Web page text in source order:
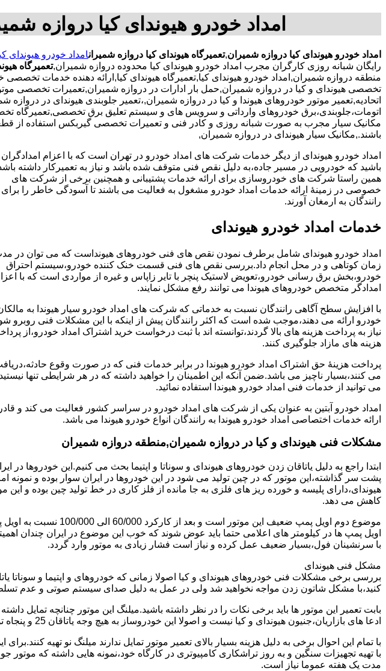
امداد خودرو هیوندای کیا دروازه
امداد خودرو هیوندای کیا دروازه شمیران,تعمیرگاه هیوندای کیا دروازه شمیرانامداد خودرو هیوندای
رایگان شبانه روزی کارگران مجرب امداد خودرو هیوندای کیا محدوده دروازه شمیران,تعمیرگاه
منطقه دروازه شمیران,امداد خودرو هیوندای کیا,تعمیرگاه هیوندای کیا,ارائه دهنده خدمات
تخصصی هیوندای و کیا در دروازه شمیران,حمل بار ادارات در دروازه شمیران,تعمیرات تخصصی موتور
اتحادیه,تعمیر موتور خودروهای هیوندا و کیا در دروازه شمیران,،تعمیر جلوبندی هیوندای در
اتومات،جلوبندی،برق خودروهای وارداتی و سرویس های و سیستم تعلیق برق تخصصی,تعمیرگاه
مکانیک سیار مجرب به صورت شبانه روزی و کادر فنی و تعمیرات تخصصی گیربکس استفاده از
باشند.,مکانیک سیار هیوندای در دروازه شمیران,
امداد خودرو هیوندای از دیگر خدمات شرکت های امداد خودرو در تهران است که با اعزام
باشید که خودرویی در مسیر جاده،به دلیل نقص فنی متوقف شده باشد و نیاز به تعمیرکار داشته
همین راستا شرکت های خودروسازی برای ارائه خدمات پشتیبانی و همچنین برخی از شرکت های
خصوصی در زمینۀ ارائه خدمات امداد خودرو مشغول به فعالیت می باشند تا آسودگی خاطر را برای
رانندگان به ارمغان آورند.
خدمات امداد خودرو هیوندای
امداد خودرو هیوندای شامل برطرف نمودن نقص های فنی خودروهای هیونداست که می توان در
زمان کوتاهی و در محل انجام داد.بررسی نقص های فنی قسمت خنک کننده خودرو،سیستم احتراق
خودرو،بخش برق رسانی خودرو،تعویض لاستیک پنچر با تایر زاپاس و غیره از مواردی است که با
امدادگر متخصص خودروهای هیوندا می توانند رفع مشکل نمایند.
با افزایش سطح آگاهی رانندگان نسبت به خدماتی که شرکت های امداد خودرو سیار هیوندا به
خودرو ارائه می دهند،موجب شده است که اکثر رانندگان پیش از اینکه با این مشکلات فنی روبرو
نیاز به پرداخت هزینه های بالا گردند،توانسته اند با ثبت درخواست خرید اشتراک امداد خودرو،از
هزینه های مازاد جلوگیری کنند.
پرداخت هزینۀ حق اشتراک امداد خودرو هیوندا در برابر خدمات فنی که در صورت وقوع
می کنند،بسیار ناچیز می باشد.ضمن آنکه این اطمینان را خواهید داشته که در هر شرایطی تنها
می توانید از خدمات فنی امداد خودرو هیوندا استفاده نمائید.
امداد خودرو آبتین به عنوان یکی از شرکت های امداد خودرو در سراسر کشور فعالیت می کند و
ارائه خدمات اختصاصی امداد خودرو هیوندا به رانندگان انواع خودرو هیوندا می باشد.
مشکلات فنی هیوندای و کیا در دروازه شمیران,منطقه دروازه شمیران
پشت سر گذاشته،این موتور که در چین تولید می شود در این خودروها در ایران سوار بوده و نمونه
هیوندای،دارای پلیسه و خورده ریز های فلزی به جا مانده از فلز کاری در خط تولید چین بوده و
کاهش می دهد.
موضوع دوم اویل پمپ
اویل پمپ ها در کیلومتر های اعلامی حتما باید عوض شوند که خوب این موضوع در ایران چندان
با سرنشینان فول،بسیار ضعیف عمل کرده و نیاز است فشار زیادی به موتور وارد گردد.
مشکل فنی هیوندای
بررسی برخی مشکلات فنی خودروهای هیوندای و کیا اصولا زمانی که خودروهای و اپتیما و
کنید،با مشکل شاتون زدن مواجه نخواهید شد ولی در عمل به دلیل صدای سیستم صوتی و عدم
ادعا های بازاریان،جنیون هیوندای و کیا نیست و اصولا این خودروساز به هیچ وجه یاتاقان 25 و پنجاه تولید نمیکند و شدیدا عملیات تراشکاری و پولیش کاری را رد و ممنوع کرده است.
با تمام این احوال برخی به دلیل هزینه بسیار بالای تعمیر موتور تمایل ندارند میلنگ نو تهیه
با تهیه تجهیزات سنگین و به روز تراشکاری کامپیوتری در کارگاه خود،نمونه هایی داشته که
مدت یک هفته عموما نیاز است.